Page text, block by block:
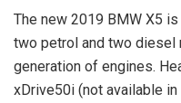
The new 2019 BMW X5
two petrol and two
generation of engines.
xDrive50i (not available